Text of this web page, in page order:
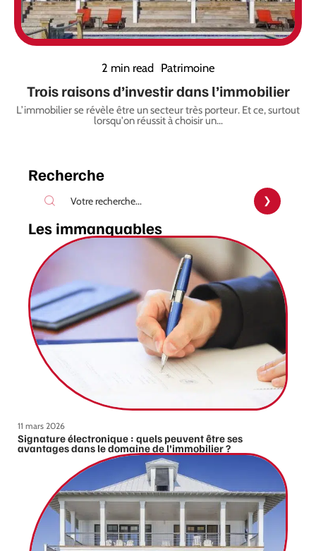
2 min read Patrimoine
Trois raisons d’investir dans l’immobilier
L’immobilier se révèle être un secteur très porteur. Et ce, surtout
lorsqu'on réussit à choisir un…
Recherche
Les immanquables
11 mars 2026
Signature électronique : quels peuvent être ses
avantages dans le domaine de l’immobilier ?